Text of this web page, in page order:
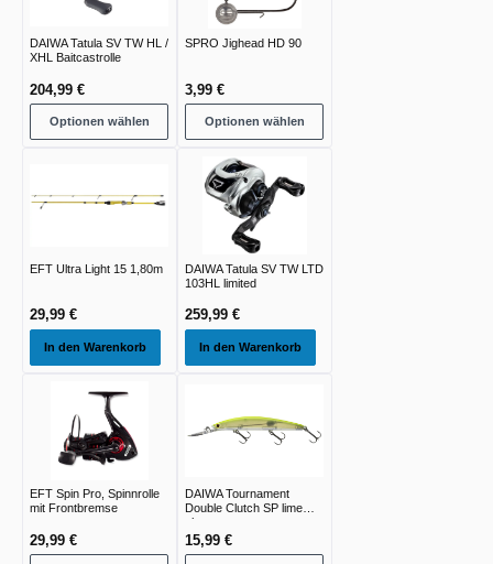
DAIWA Tatula SV TW HL /
XHL Baitcastrolle
204,99 €
Optionen wählen
SPRO Jighead HD 90
3,99 €
Optionen wählen
EFT Ultra Light 15 1,80m
29,99 €
In den Warenkorb
DAIWA Tatula SV TW LTD
103HL limited
259,99 €
In den Warenkorb
EFT Spin Pro, Spinnrolle
mit Frontbremse
29,99 €
DAIWA Tournament
Double Clutch SP lime
chart
15,99 €